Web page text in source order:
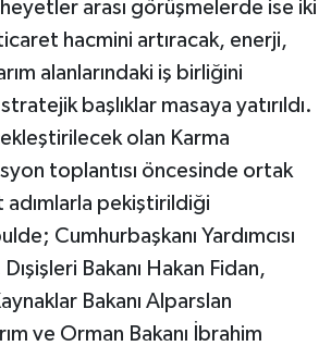
arası görüşmelerde ise iki
hacmini artıracak, enerji,
alanlarındaki iş birliğini
başlıklar masaya yatırıldı.
olan Karma
toplantısı öncesinde ortak
pekiştirildiği
Cumhurbaşkanı Yardımcısı
Bakanı Hakan Fidan,
Bakanı Alparslan
ve Orman Bakanı İbrahim